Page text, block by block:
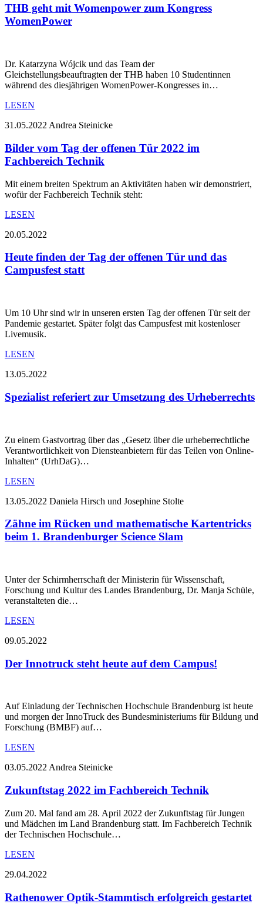
THB geht mit Womenpower zum Kongress
WomenPower
Dr. Katarzyna Wójcik und das Team der
Gleichstellungsbeauftragten der THB haben 10 Studentinnen
während des diesjährigen WomenPower-Kongresses in…
LESEN
31.05.2022 Andrea Steinicke
Bilder vom Tag der offenen Tür 2022 im
Fachbereich Technik
Mit einem breiten Spektrum an Aktivitäten haben wir demonstriert,
wofür der Fachbereich Technik steht:
LESEN
20.05.2022
Heute finden der Tag der offenen Tür und das
Campusfest statt
Um 10 Uhr sind wir in unseren ersten Tag der offenen Tür seit der
Pandemie gestartet. Später folgt das Campusfest mit kostenloser
Livemusik.
LESEN
13.05.2022
Spezialist referiert zur Umsetzung des Urheberrechts
Zu einem Gastvortrag über das „Gesetz über die urheberrechtliche
Verantwortlichkeit von Diensteanbietern für das Teilen von Online-
Inhalten“ (UrhDaG)…
LESEN
13.05.2022 Daniela Hirsch und Josephine Stolte
Zähne im Rücken und mathematische Kartentricks
beim 1. Brandenburger Science Slam
Unter der Schirmherrschaft der Ministerin für Wissenschaft,
Forschung und Kultur des Landes Brandenburg, Dr. Manja Schüle,
veranstalteten die…
LESEN
09.05.2022
Der Innotruck steht heute auf dem Campus!
Auf Einladung der Technischen Hochschule Brandenburg ist heute
und morgen der InnoTruck des Bundesministeriums für Bildung und
Forschung (BMBF) auf…
LESEN
03.05.2022 Andrea Steinicke
Zukunftstag 2022 im Fachbereich Technik
Zum 20. Mal fand am 28. April 2022 der Zukunftstag für Jungen
und Mädchen im Land Brandenburg statt. Im Fachbereich Technik
der Technischen Hochschule…
LESEN
29.04.2022
Rathenower Optik-Stammtisch erfolgreich gestartet